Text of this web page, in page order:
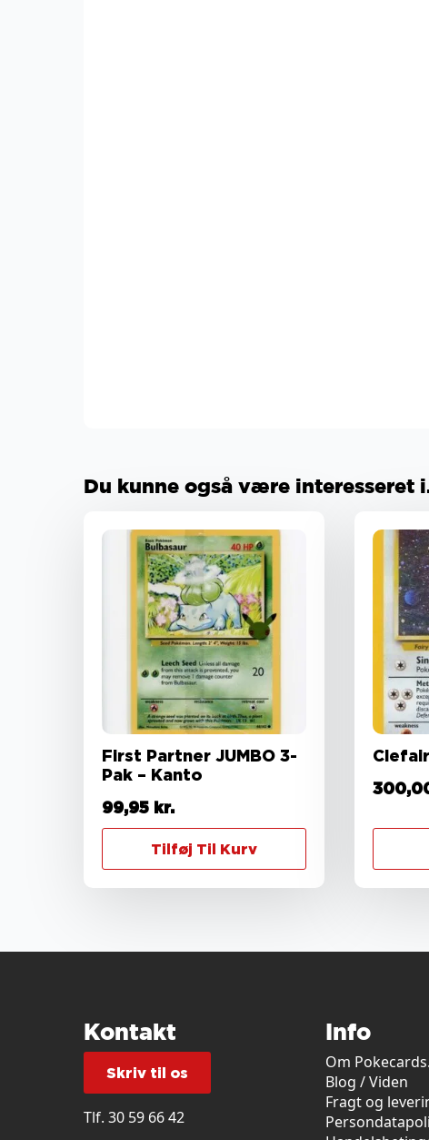
Du kunne også være interesseret
First Partner JUMBO 3-
Pak – Kanto
99,95 kr.
Tilføj Til Kurv
Kontakt
Skriv til os
Tlf. 30 59 66 42
Info
Om
Blog / Viden
Fragt og